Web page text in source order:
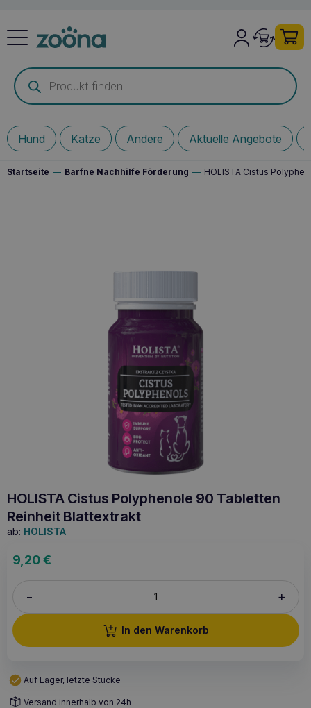
Products
search
Hund Katze Andere Aktuelle Angebote
Startseite — Barfne Nachhilfe Förderung — HOLISTA Cistus
HOLISTA Cistus Polyphenole 90 Tabletten
Reinheit Blattextrakt
ab: HOLISTA
9,20€
– +
In den Warenkorb
Auf Lager, letzte Stücke
Versand innerhalb von 24h